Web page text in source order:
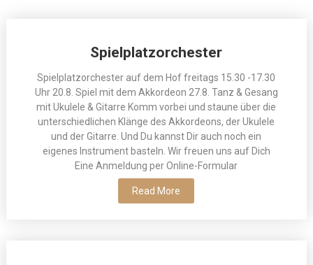
Spielplatzorchester
Spielplatzorchester auf dem Hof freitags 15.30 -17.30
Uhr 20.8. Spiel mit dem Akkordeon 27.8. Tanz & Gesang
mit Ukulele & Gitarre Komm vorbei und staune über die
unterschiedlichen Klänge des Akkordeons, der Ukulele
und der Gitarre. Und Du kannst Dir auch noch ein
eigenes Instrument basteln. Wir freuen uns auf Dich
Eine Anmeldung per Online-Formular
Read More
navigation